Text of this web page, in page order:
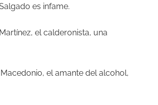
es infame.
el calderonista, una
el amante del alcohol,